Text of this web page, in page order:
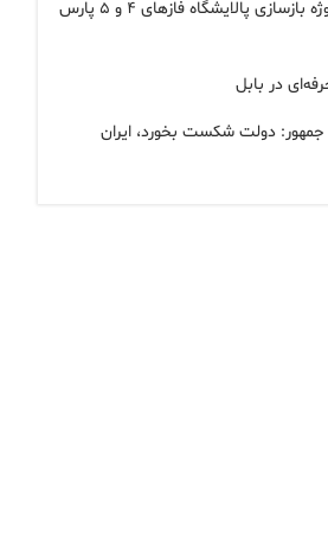
امضای توافق‌نامه پروژه بازسازی پالایشگاه فازهای ۴ و ۵ پارس
دولت شکست بخورد، ایران